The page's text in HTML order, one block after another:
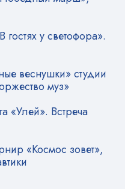
у светофора».
веснушки» студии
муз»
«Улей». Встреча
«Космос зовет»,